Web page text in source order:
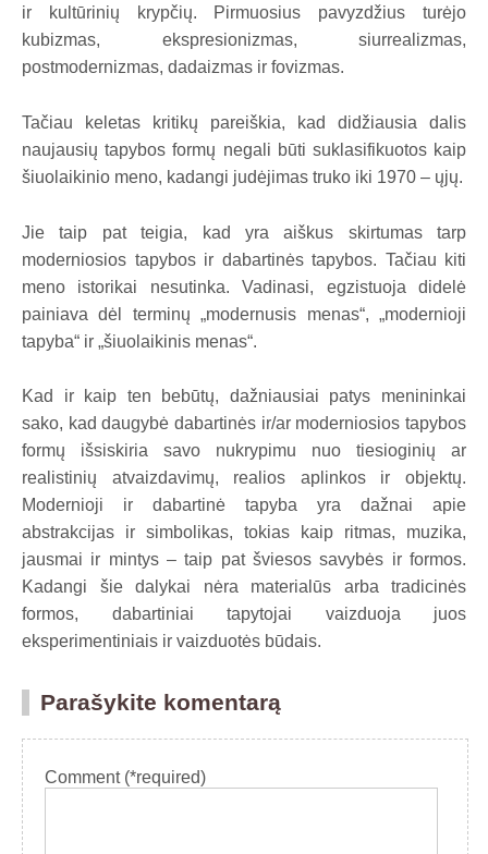
ir kultūrinių krypčių. Pirmuosius pavyzdžius turėjo
kubizmas, ekspresionizmas, siurrealizmas,
postmodernizmas, dadaizmas ir fovizmas.
Tačiau keletas kritikų pareiškia, kad didžiausia dalis
naujausių tapybos formų negali būti suklasifikuotos kaip
šiuolaikinio meno, kadangi judėjimas truko iki 1970 – ųjų.
Jie taip pat teigia, kad yra aiškus skirtumas tarp
moderniosios tapybos ir dabartinės tapybos. Tačiau kiti
meno istorikai nesutinka. Vadinasi, egzistuoja didelė
painiava dėl terminų „modernusis menas“, „modernioji
tapyba“ ir „šiuolaikinis menas“.
Kad ir kaip ten bebūtų, dažniausiai patys menininkai
sako, kad daugybė dabartinės ir/ar moderniosios tapybos
formų išsiskiria savo nukrypimu nuo tiesioginių ar
realistinių atvaizdavimų, realios aplinkos ir objektų.
Modernioji ir dabartinė tapyba yra dažnai apie
abstrakcijas ir simbolikas, tokias kaip ritmas, muzika,
jausmai ir mintys – taip pat šviesos savybės ir formos.
Kadangi šie dalykai nėra materialūs arba tradicinės
formos, dabartiniai tapytojai vaizduoja juos
eksperimentiniais ir vaizduotės būdais.
Parašykite komentarą
Comment (*required)